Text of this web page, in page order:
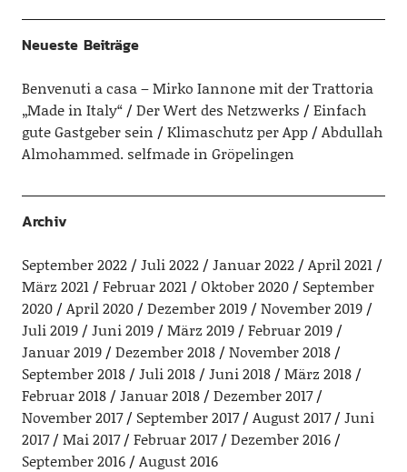
Neueste Beiträge
Benvenuti a casa – Mirko Iannone mit der Trattoria
„Made in Italy“
Der Wert des Netzwerks
Einfach
gute Gastgeber sein
Klimaschutz per App
Abdullah
Almohammed. selfmade in Gröpelingen
Archiv
September 2022 Juli 2022 Januar 2022
April 2021
März 2021
Februar 2021 Oktober 2020
September
2020
April 2020 Dezember 2019
November 2019
Juli 2019
Juni 2019 März 2019
Februar 2019
Januar 2019
Dezember 2018
November 2018
September 2018
Juli 2018 Juni 2018
März 2018
Februar 2018
Januar 2018
Dezember 2017
November 2017
September 2017 August 2017
Juni
2017
Mai 2017 Februar 2017
Dezember 2016
September 2016
August 2016